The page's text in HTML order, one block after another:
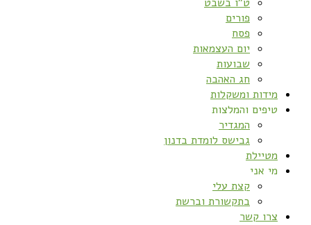
פורים
פסח
יום העצמאות
שבועות
חג האהבה
מידות ומשקלות
טיפים והמלצות
המגדיר
גבישס לומדת בדנון
מטיילת
מי אני
קצת עלי
בתקשורת וברשת
צרו קשר